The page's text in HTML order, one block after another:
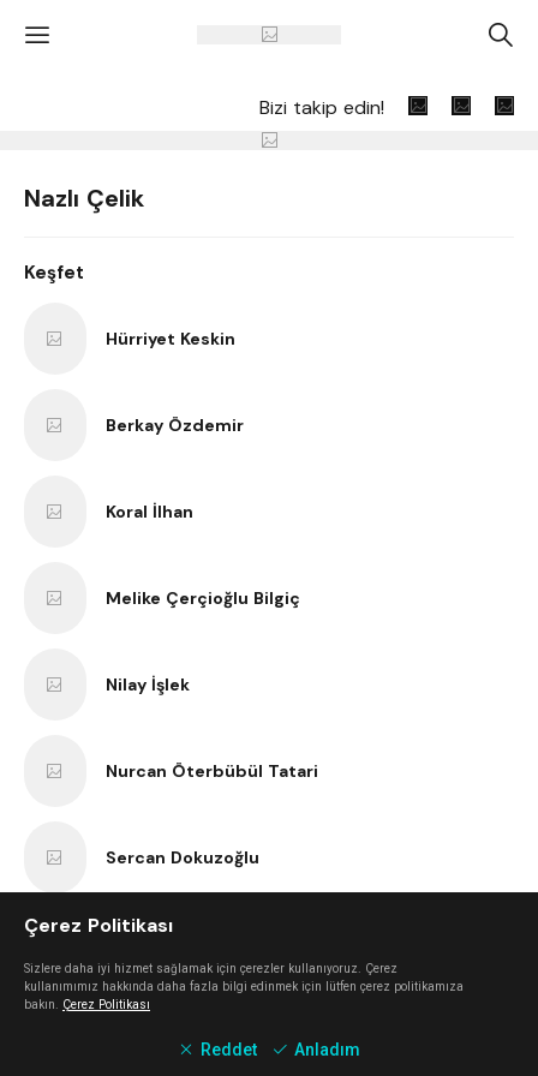
' A
Bizi takip edin!
Nazlı Çelik
Keşfet
Hürriyet Keskin
Berkay Özdemir
Koral İlhan
Melike Çerçioğlu Bilgiç
Nilay İşlek
Nurcan Öterbübül Tatari
Sercan Dokuzoğlu
Çerez Politikası
Sizlere daha iyi hizmet sağlamak için çerezler kullanıyoruz. Çerez
kullanımımız hakkında daha fazla bilgi edinmek için lütfen çerez politikamıza
bakın. Çerez Politikası
Reddet Anladım